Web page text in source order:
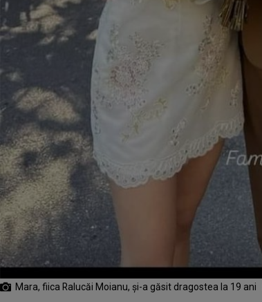
Mara, fiica Ralucăi Moianu, și-a găsit dragostea la 19 ani